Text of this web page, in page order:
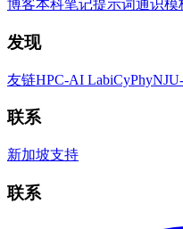
博客本科笔记提示词通识模
发现
友链HPC-AI LabiCyPhy
联系
新加坡支持
联系